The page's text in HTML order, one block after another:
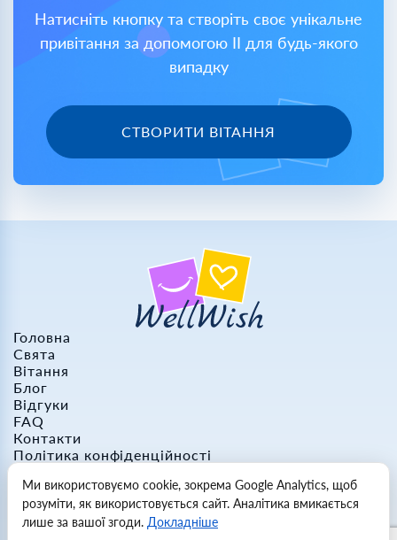
Натисніть кнопку та створіть своє унікальне
привітання за допомогою ІІ для будь-якого
випадку
СТВОРИТИ ВІТАННЯ
Головна
Свята
Вітання
Блог
Відгуки
FAQ
Контакти
Політика конфіденційності
Політика повернення
Умови використання
Ми використовуємо cookie, зокрема Google Analytics, щоб
розуміти, як використовується сайт. Аналітика вмикається
лише за вашої згоди. Докладніше